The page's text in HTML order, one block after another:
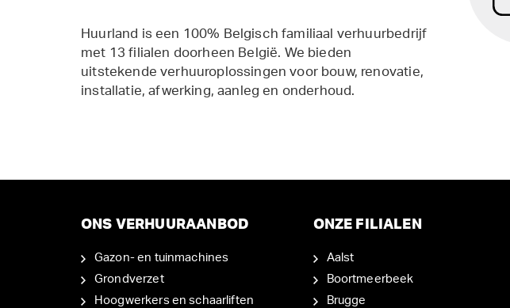
Huurland is een 100% Belgisch familiaal verhuurbedrijf
met 13 filialen doorheen België. We bieden
uitstekende verhuuroplossingen voor bouw, renovatie,
installatie, afwerking, aanleg en onderhoud.
ONS VERHUURAANBOD
Gazon- en tuinmachines
Grondverzet
Hoogwerkers en schaarliften
ONZE FILIALEN
Aalst
Boortmeerbeek
Brugge